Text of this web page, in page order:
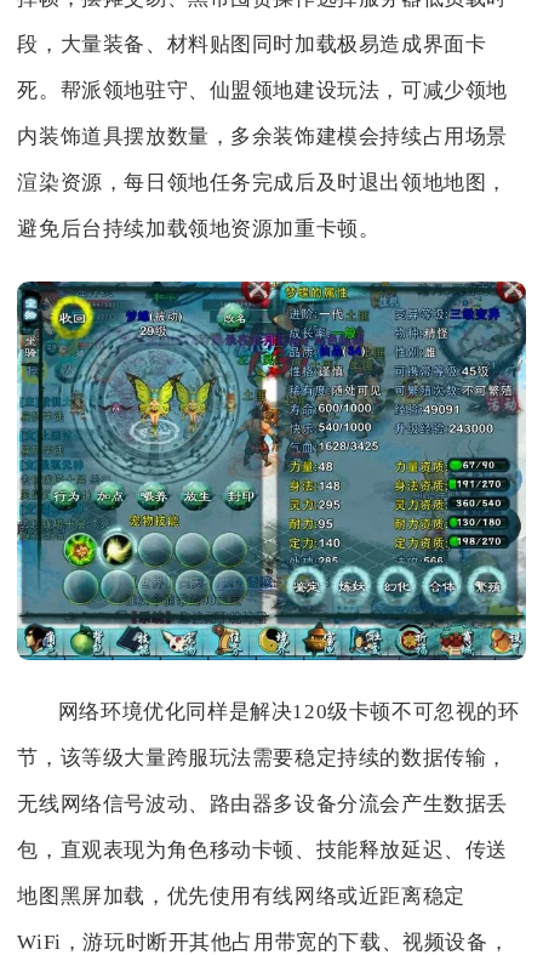
段，大量装备、材料贴图同时加载极易造成界面卡
死。帮派领地驻守、仙盟领地建设玩法，可减少领地
内装饰道具摆放数量，多余装饰建模会持续占用场景
渲染资源，每日领地任务完成后及时退出领地地图，
避免后台持续加载领地资源加重卡顿。
网络环境优化同样是解决120级卡顿不可忽视的环
节，该等级大量跨服玩法需要稳定持续的数据传输，
无线网络信号波动、路由器多设备分流会产生数据丢
包，直观表现为角色移动卡顿、技能释放延迟、传送
地图黑屏加载，优先使用有线网络或近距离稳定
WiFi，游玩时断开其他占用带宽的下载、视频设备，